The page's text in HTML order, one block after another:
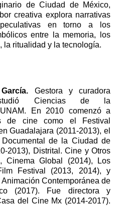
de Ciudad de México,
creativa explora narrativas
en torno a los
entre la memoria, los
la ritualidad y la tecnología.
Gestora y curadora
Ciencias de la
En 2010 comenzó a
de cine como el Festival
Guadalajara (2011-2013), el
Documental de la Ciudad de
2013), Distrital. Cine y Otros
Cinema Global (2014), Los
Festival (2013, 2014), y
Contemporánea de
(2017). Fue directora y
del Cine Mx (2014-2017).